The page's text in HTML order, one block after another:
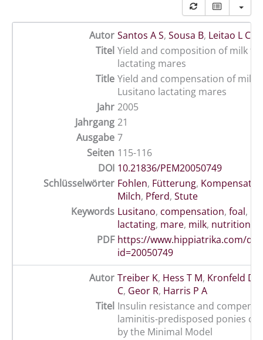
Autor Santos A S, Sousa B, Leitao L C
Titel Yield and composition of milk
lactating mares
Title Yield and compensation of milk
Lusitano lactating mares
Jahr 2005
Jahrgang 21
Ausgabe 7
Seiten 115-116
DOI 10.21836/PEM20050749
Schlüsselwörter Fohlen, Fütterung,
Milch, Pferd, Stute
Keywords Lusitano, compensation, foal,
lactating, mare, milk, nutrition
PDF https://www.hippiatrika.com/
id=20050749
Autor Treiber K, Hess T M, Kronfeld D S
C, Geor R, Harris P A
Titel Insulin resistance and
laminitis-predisposed ponies
by the Minimal Model